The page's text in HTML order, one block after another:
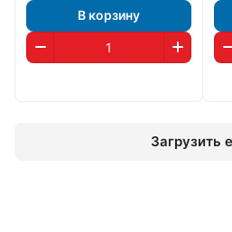
В корзину
Загрузить